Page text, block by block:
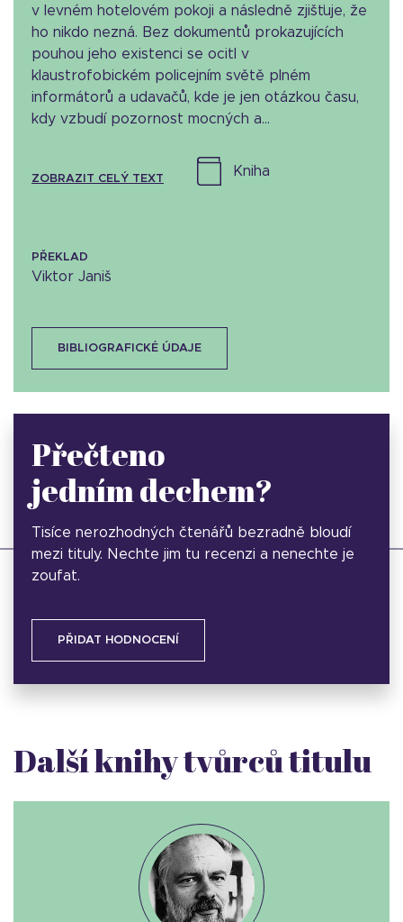
v levném hotelovém pokoji a následně zjišťuje, že
ho nikdo nezná. Bez dokumentů prokazujících
pouhou jeho existenci se ocitl v
klaustrofobickém policejním světě plném
informátorů a udavačů, kde je jen otázkou času,
kdy vzbudí pozornost mocných a...
ZOBRAZIT CELÝ TEXT
kniha
PŘEKLAD
Viktor Janiš
BIBLIOGRAFICKÉ ÚDAJE
Přečteno
jedním dechem?
Tisíce nerozhodných čtenářů bezradně bloudí
mezi tituly. Nechte jim tu recenzi a nenechte je
zoufat.
PŘIDAT HODNOCENÍ
Další knihy tvůrců titulu